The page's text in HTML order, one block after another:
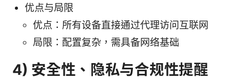
优点与局限
优点：所有设备直接通过代理访问互联网
局限：配置复杂，需具备网络基础
4) 安全性、隐私与合规性提醒